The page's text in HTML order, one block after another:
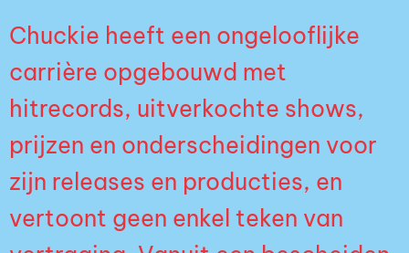
Chuckie heeft een ongelooflijke
carrière opgebouwd met
hitrecords, uitverkochte shows,
prijzen en onderscheidingen voor
zijn releases en producties, en
vertoont geen enkel teken van